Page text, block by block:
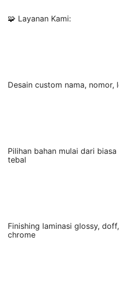
🧩 Layanan Kami:
Desain custom nama, nomor,
Pilihan bahan mulai dari
tebal
Finishing laminasi glossy,
chrome